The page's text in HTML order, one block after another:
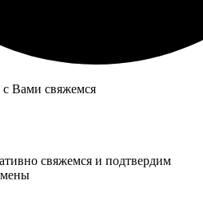
Вами свяжемся
свяжемся и подтвердим